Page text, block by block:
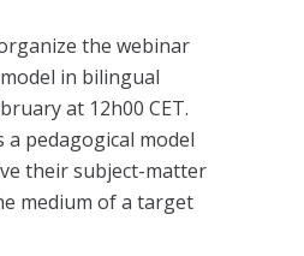
the webinar
in bilingual
at 12h00 CET.
pedagogical model
their subject-matter
medium of a target